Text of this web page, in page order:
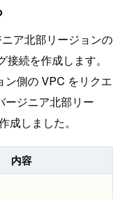
ア北部リージョンの
続を作成します。
側の VPC をリクエ
ージニア北部リー
成しました。
内容